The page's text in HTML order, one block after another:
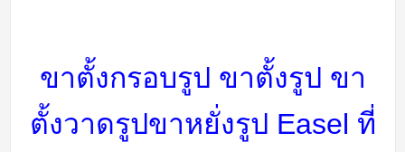
ขาตั้งกรอบรูป ขาตั้งรูป ขา
ตั้งวาดรูปขาหยั่งรูป Easel ที่